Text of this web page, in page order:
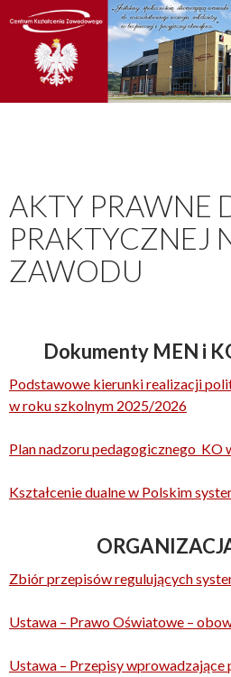
AKTY PRAWNE
PRAKTYCZNEJ
ZAWODU
Dokumenty MEN i
Podstawowe kierunki realizacji
w roku szkolnym 2025/2026
Plan nadzoru pedagogicznego KO
Kształcenie dualne w Polskim
Zbiór przepisów regulujących
Ustawa – Prawo Oświatowe –
Ustawa – Przepisy